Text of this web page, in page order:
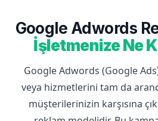
Google Adwords
İşletmenize Ne
Google Adwords (Google
veya hizmetlerini tam da
müşterilerinizin karşısına